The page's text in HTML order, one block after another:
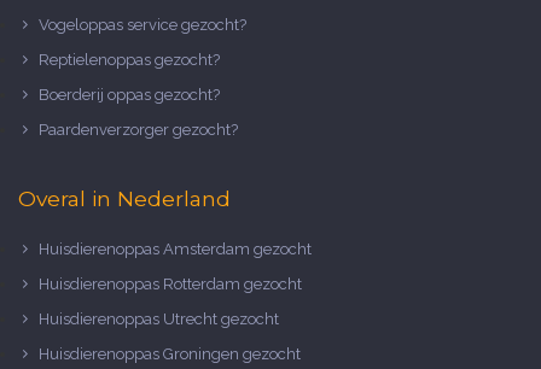
Vogeloppas service gezocht?
Reptielenoppas gezocht?
Boerderij oppas gezocht?
Paardenverzorger gezocht?
Overal in Nederland
Huisdierenoppas Amsterdam gezocht
Huisdierenoppas Rotterdam gezocht
Huisdierenoppas Utrecht gezocht
Huisdierenoppas Groningen gezocht